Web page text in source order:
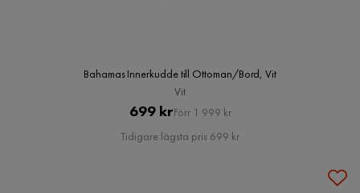
Bahamas Innerkudde till Ottoman/Bord, Vit
Vit
Pris
699 kr Original
Pris
Förr 1 999 kr
Tidigare lägsta pris 699 kr